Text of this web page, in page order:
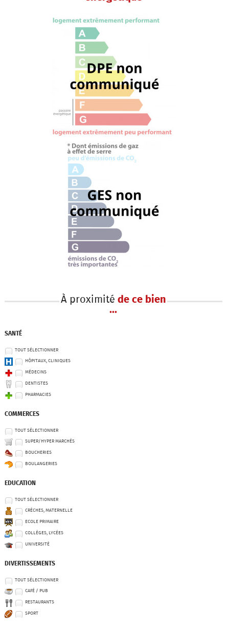
À proximité de ce bien
...
SANTÉ
TOUT SÉLECTIONNER
HÔPITAUX, CLINIQUES
MÉDECINS
DENTISTES
PHARMACIES
COMMERCES
TOUT SÉLECTIONNER
SUPER/HYPER MARCHÉS
BOUCHERIES
BOULANGERIES
EDUCATION
TOUT SÉLECTIONNER
CRÈCHES, MATERNELLE
ECOLE PRIMAIRE
COLLÈGES, LYCÉES
UNIVERSITÉ
DIVERTISSEMENTS
TOUT SÉLECTIONNER
CAFÉ / PUB
RESTAURANTS
SPORT